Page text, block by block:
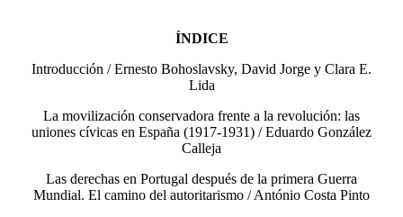
ÍNDICE
Introducción / Ernesto Bohoslavsky, David Jorge y Clara E.
Lida
La movilización conservadora frente a la revolución: las
uniones cívicas en España (1917-1931) / Eduardo González
Calleja
Las derechas en Portugal después de la primera Guerra
Mundial. El camino del autoritarismo / António Costa Pinto